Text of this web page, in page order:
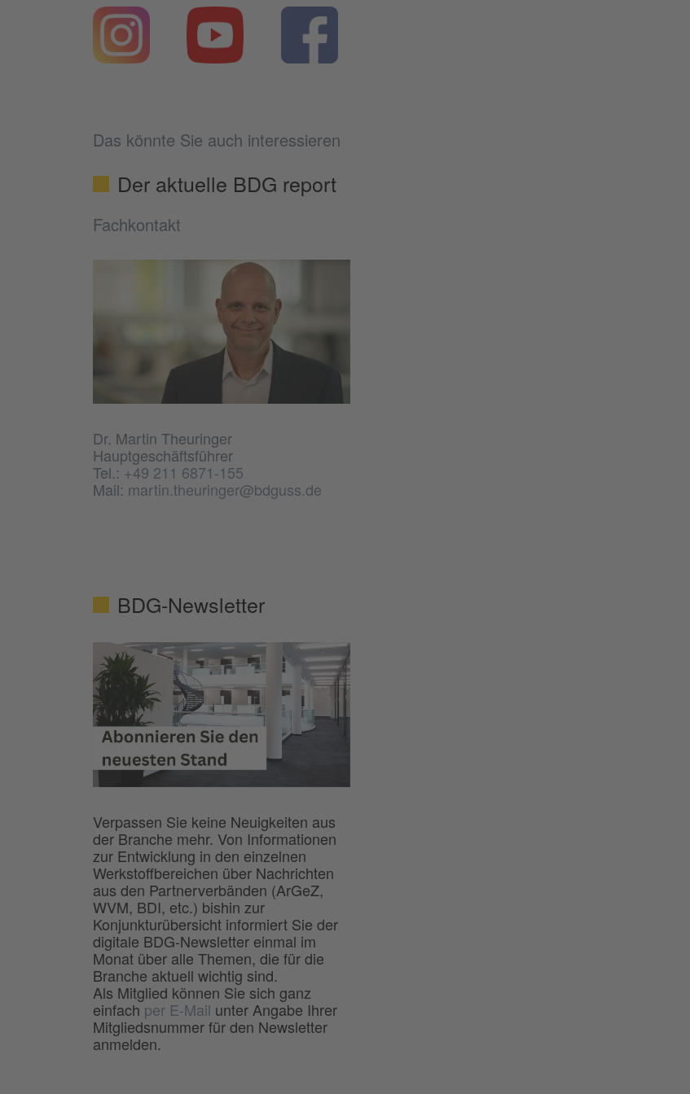
Das könnte Sie auch interessieren
Der aktuelle BDG report
Fachkontakt
Dr. Martin Theuringer
Hauptgeschäftsführer
Tel.: +49 211 6871-155
Mail: martin.theuringer@bdguss.de
BDG-Newsletter
Verpassen Sie keine Neuigkeiten aus
der Branche mehr. Von Informationen
zur Entwicklung in den einzelnen
Werkstoffbereichen über Nachrichten
aus den Partnerverbänden (ArGeZ,
WVM, BDI, etc.) bishin zur
Konjunkturübersicht informiert Sie der
digitale BDG-Newsletter einmal im
Monat über alle Themen, die für die
Branche aktuell wichtig sind.
Als Mitglied können Sie sich ganz
einfachper E-Mail unter Angabe Ihrer
Mitgliedsnummer für den Newsletter
anmelden.